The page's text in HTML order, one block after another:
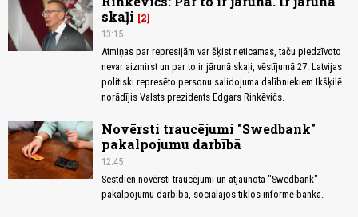
skaļi
2
13:15
Atmiņas par represijām var šķist neticamas, taču piedzīvoto
nevar aizmirst un par to ir jārunā skaļi, vēstījumā 27. Latvijas
politiski represēto personu salidojuma dalībniekiem Ikšķilē
norādījis Valsts prezidents Edgars Rinkēvičs.
Novērsti traucējumi "Swedbank"
pakalpojumu darbībā
12:45
Sestdien novērsti traucējumi un atjaunota "Swedbank"
pakalpojumu darbība, sociālajos tīklos informē banka.